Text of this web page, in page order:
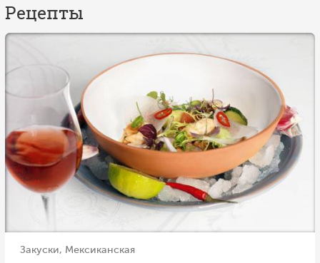
Рецепты
Закуски, Мексиканская